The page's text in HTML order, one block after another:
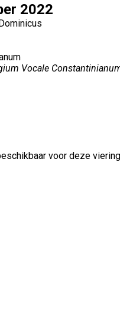
2022
Vocale
voor deze viering